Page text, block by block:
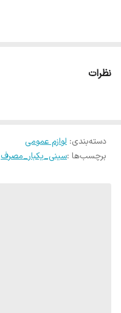
نظرات
دسته‌بندی: لوازم عمومی
برچسب‌ها :سینی_یکبار_مصرف